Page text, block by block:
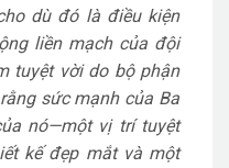
dù đó là điều kiện
liền mạch của đội
tuyệt vời do bộ phận
sức mạnh của Ba
nó—một vị trí tuyệt
kế đẹp mắt và một